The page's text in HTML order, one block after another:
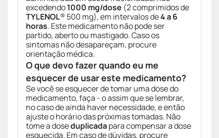
excedendo1000 mg/dose (2 comprimidos de
TYLENOL® 500 mg), em intervalos de4 a 6
horas. Este medicamento não pode ser
partido, aberto ou mastigado. Caso os
sintomas não desapareçam, procure
orientação médica.
O que devo fazer quando eu me
esquecer de usar este medicamento?
Se você se esquecer de tomar uma dose do
medicamento, faça - o assim que se lembrar,
no caso de ainda haver necessidade, e então
ajuste o horário das próximas tomadas. Não
tome a doseduplicadapara compensar a dose
esquecida. Em caso de dúvidas, procure